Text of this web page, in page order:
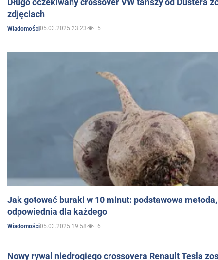
Długo oczekiwany crossover VW tańszy od Dustera
zdjęciach
Wiadomości05.03.2025 23:23 5
Jak gotować buraki w 10 minut: podstawowa
odpowiednia dla każdego
Wiadomości05.03.2025 19:58 6
Nowy rywal niedrogiego crossovera Renault Tesla